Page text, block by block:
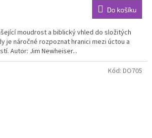
Do košíku
moudrost a biblický vhled do složitých
je náročné rozpoznat hranici mezi úctou a
Autor: Jim Newheiser...
Kód: DO705